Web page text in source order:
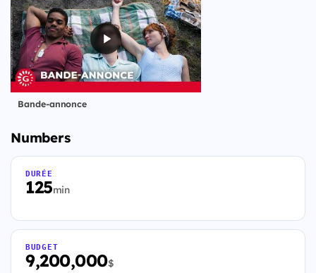
Bande-annonce
Numbers
125min
DURÉE
9,200,000$
BUDGET